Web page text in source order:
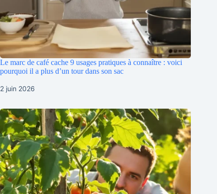
Le marc de café cache 9 usages pratiques à connaître : voici
pourquoi il a plus d’un tour dans son sac
2 juin 2026